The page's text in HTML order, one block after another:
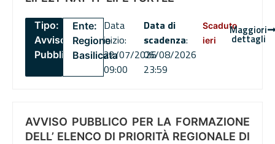
Tipo:
Avviso
Pubblico
Ente:
Regione
Basilicata
Data
inizio:
22/07/2026
09:00
Data di
scadenza:
06/08/2026
23:59
Scaduto
ieri
Maggiori
dettagli
AVVISO PUBBLICO PER LA FORMAZIONE
DELL’ ELENCO DI PRIORITÀ REGIONALE DI